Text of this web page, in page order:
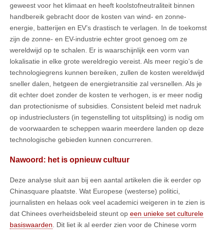
geweest voor het klimaat en heeft koolstofneutraliteit binnen
handbereik gebracht door de kosten van wind- en zonne-
energie, batterijen en EV’s drastisch te verlagen. In de toekomst
zijn de zonne- en EV-industrie echter groot genoeg om ze
wereldwijd op te schalen. Er is waarschijnlijk een vorm van
lokalisatie in elke grote wereldregio vereist. Als meer regio’s de
technologiegrens kunnen bereiken, zullen de kosten wereldwijd
sneller dalen, hetgeen de energietransitie zal versnellen. Als je
dit echter doet zonder de kosten te verhogen, is er meer nodig
dan protectionisme of subsidies. Consistent beleid met nadruk
op industrieclusters (in tegenstelling tot uitsplitsing) is nodig om
de voorwaarden te scheppen waarin meerdere landen op deze
technologische gebieden kunnen concurreren.
Nawoord: het is opnieuw cultuur
Deze analyse sluit aan bij een aantal artikelen die ik eerder op
Chinasquare plaatste. Wat Europese (westerse) politici,
journalisten en helaas ook veel academici weigeren in te zien is
dat Chinees overheidsbeleid steunt op een unieke set culturele
basiswaarden . Dit liet ik al eerder zien voor de Chinese vorm